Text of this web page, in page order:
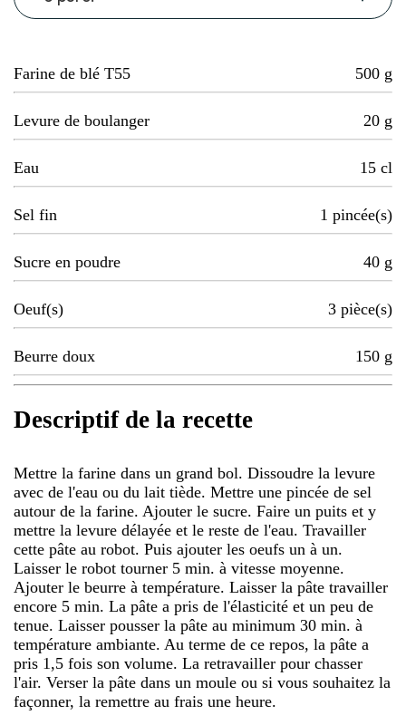
Farine de blé T55 500 g
Levure de boulanger 20 g
Eau 15 cl
Sel fin 1 pincée(s)
Sucre en poudre 40 g
Oeuf(s) 3 pièce(s)
Beurre doux 150 g
Descriptif de la recette
Mettre la farine dans un grand bol. Dissoudre la levure
avec de l'eau ou du lait tiède. Mettre une pincée de sel
autour de la farine. Ajouter le sucre. Faire un puits et y
mettre la levure délayée et le reste de l'eau. Travailler
cette pâte au robot. Puis ajouter les oeufs un à un.
Laisser le robot tourner 5 min. à vitesse moyenne.
Ajouter le beurre à température. Laisser la pâte travailler
encore 5 min. La pâte a pris de l'élasticité et un peu de
tenue. Laisser pousser la pâte au minimum 30 min. à
température ambiante. Au terme de ce repos, la pâte a
pris 1,5 fois son volume. La retravailler pour chasser
l'air. Verser la pâte dans un moule ou si vous souhaitez la
façonner, la remettre au frais une heure.